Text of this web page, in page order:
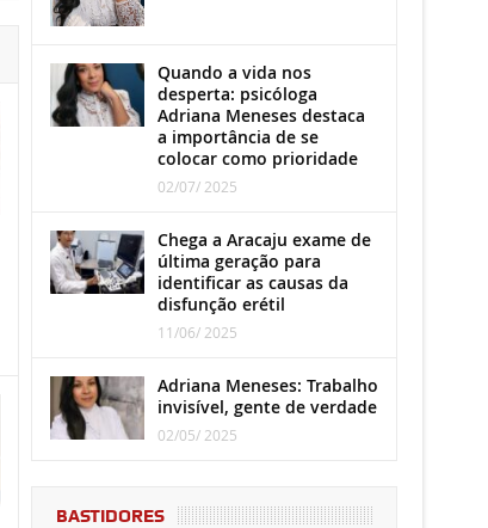
Quando a vida nos
desperta: psicóloga
Adriana Meneses destaca
a importância de se
colocar como prioridade
02/07/ 2025
Chega a Aracaju exame de
última geração para
identificar as causas da
disfunção erétil
11/06/ 2025
Adriana Meneses: Trabalho
invisível, gente de verdade
02/05/ 2025
BASTIDORES